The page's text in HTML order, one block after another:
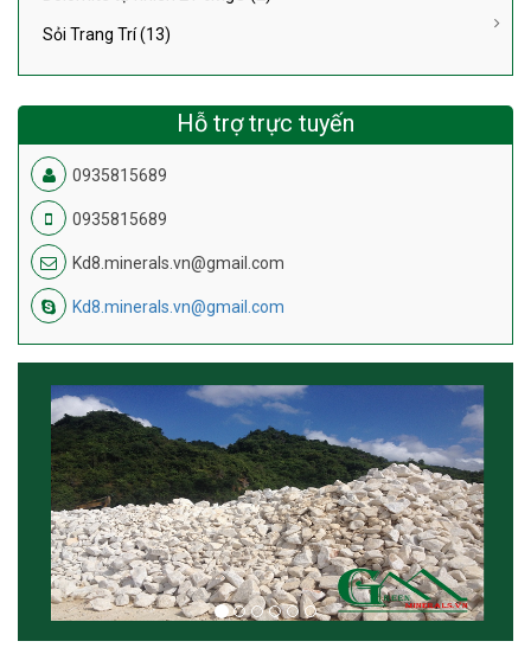
Sỏi Trang Trí (13)
Hỗ trợ trực tuyến
0935815689
0935815689
Kd8.minerals.vn@gmail.com
Kd8.minerals.vn@gmail.com
Liên kết